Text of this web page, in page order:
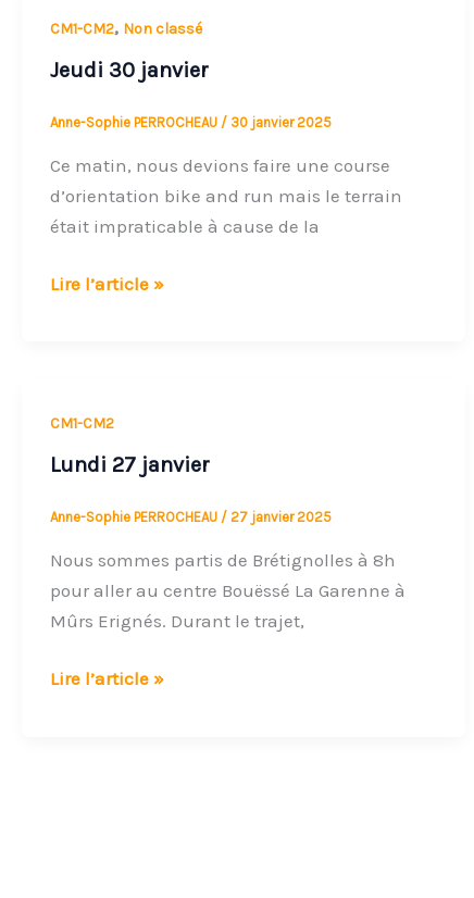
CM1-CM2, Non classé
Jeudi 30 janvier
Anne-Sophie PERROCHEAU / 30 janvier 2025
Ce matin, nous devions faire une course
d’orientation bike and run mais le terrain
était impraticable à cause de la
Jeudi
Lire l’article »
CM1-CM2
Lundi 27 janvier
Anne-Sophie PERROCHEAU / 27 janvier 2025
Nous sommes partis de Brétignolles à 8h
pour aller au centre Bouëssé La Garenne à
Mûrs Erignés. Durant le trajet,
Lundi
Lire l’article »